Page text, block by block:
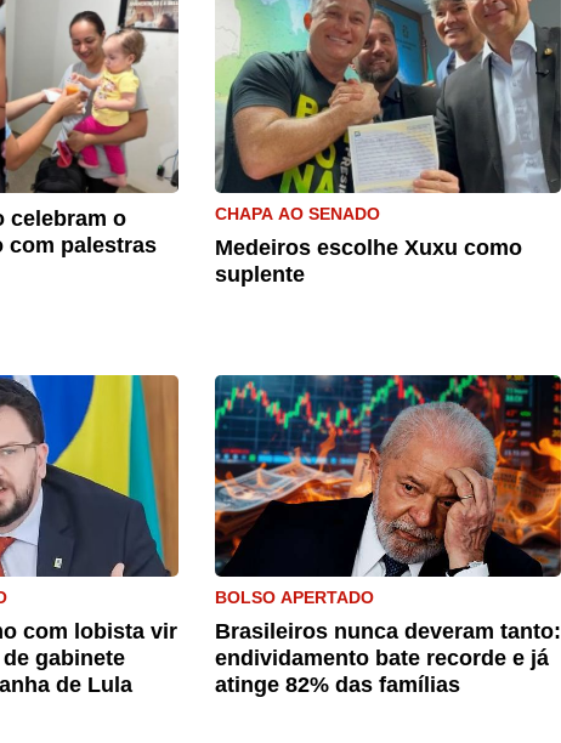
celebram o
com palestras
CHAPA AO SENADO
Medeiros escolhe Xuxu como
suplente
com lobista vir
gabinete
de Lula
BOLSO APERTADO
Brasileiros nunca deveram tanto:
endividamento bate recorde e já
atinge 82% das famílias